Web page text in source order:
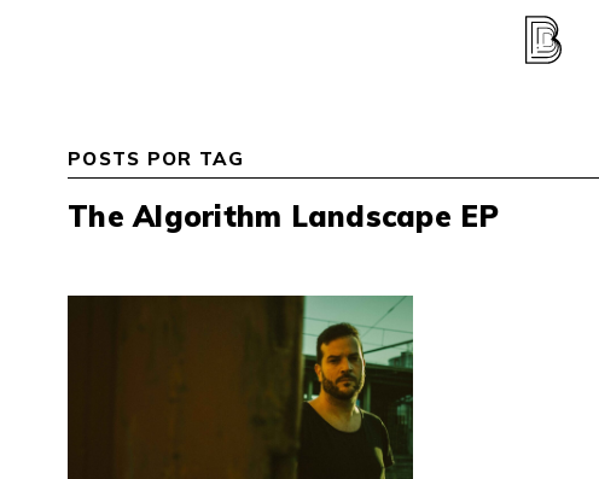
POSTS POR TAG
The Algorithm Landscape EP